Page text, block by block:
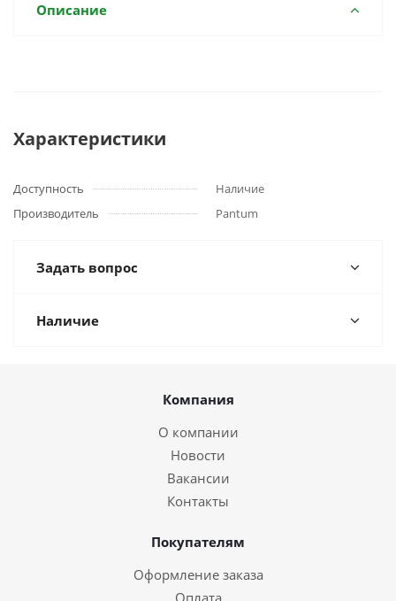
Описание
Характеристики
Доступность
Наличие
Производитель
Pantum
Задать вопрос
Наличие
Компания
О компании
Новости
Вакансии
Контакты
Покупателям
Оформление заказа
Оплата